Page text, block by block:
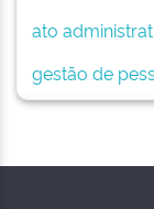
ato
gestão de